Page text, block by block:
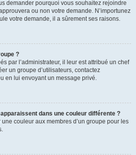
demander pourquoi vous souhaitez rejoindre
ou non votre demande. N’importunez
votre demande, il a sûrement ses raisons.
?
par l’administrateur, il leur est attribué un chef
un groupe d’utilisateurs, contactez
en lui envoyant un message privé.
dans une couleur différente ?
une couleur aux membres d’un groupe pour les